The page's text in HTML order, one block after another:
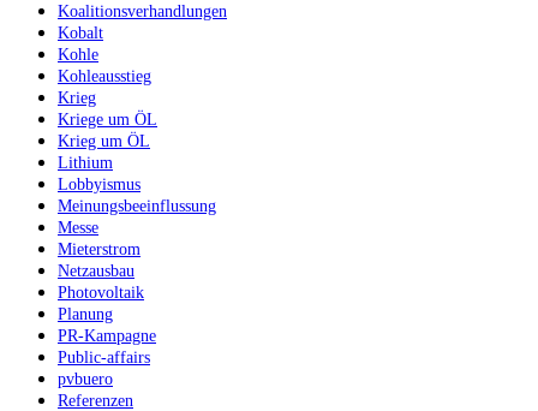
Koalitionsverhandlungen
Kobalt
Kohle
Kohleausstieg
Krieg
Kriege um ÖL
Krieg um ÖL
Lithium
Lobbyismus
Meinungsbeeinflussung
Messe
Mieterstrom
Netzausbau
Photovoltaik
Planung
PR-Kampagne
Public-affairs
pvbuero
Referenzen